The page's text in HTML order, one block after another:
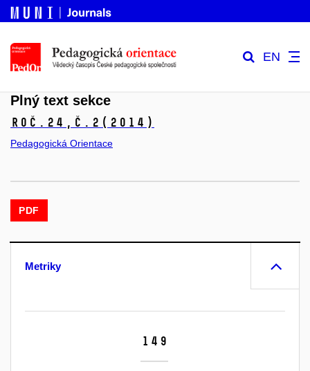
EN
Plný text sekce
Roč.24, č.2 (2014)
Pedagogická Orientace
PDF
Metriky
149